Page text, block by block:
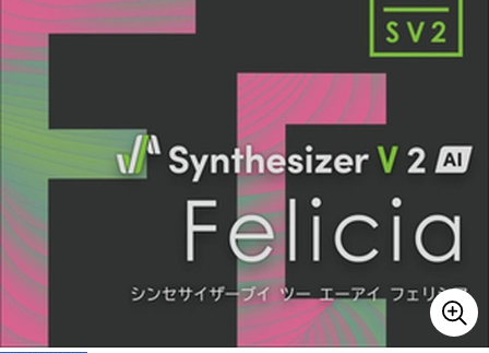
ドラム パーカッション
電子ピアノ
管楽器
エフェクター
DTM